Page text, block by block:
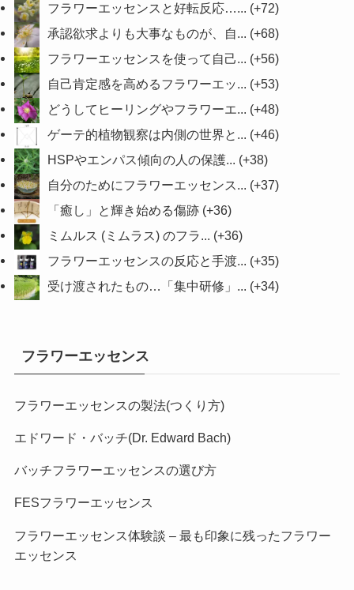
フラワーエッセンスと好転反応…... +72
承認欲求よりも大事なものが、自... +68
フラワーエッセンスを使って自己... +56
自己肯定感を高めるフラワーエッ... +53
どうしてヒーリングやフラワーエ... +48
ゲーテ的植物観察は内側の世界と... +46
HSPやエンパス傾向の人の保護... +38
自分のためにフラワーエッセンス... +37
「癒し」と輝き始める傷跡 +36
ミムルス (ミムラス) のフラ... +36
フラワーエッセンスの反応と手渡... +35
受け渡されたもの…「集中研修」... +34
フラワーエッセンス
フラワーエッセンスの製法(つくり方)
エドワード・バッチ(Dr. Edward Bach)
バッチフラワーエッセンスの選び方
FESフラワーエッセンス
フラワーエッセンス体験談 – 最も印象に残ったフラワー
エッセンス